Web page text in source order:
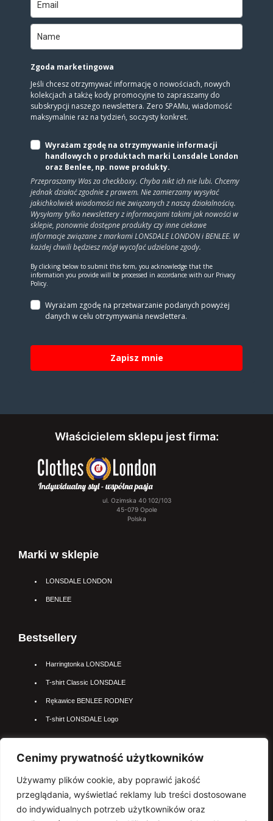
Cenimy prywatność użytkowników
Używamy plików cookie, aby poprawić jakość
przeglądania, wyświetlać reklamy lub treści dostosowane
do indywidualnych potrzeb użytkowników oraz
Show only products on sale
In stock only
Clear filters
Zgoda marketingowa
Jeśli chcesz otrzymywać informację o nowościach, nowych
kolekcjach a takżę kody promocyjne to zapraszamy do
subskrypcji naszego newslettera. Zero SPAMu, wiadomość
maksymalnie raz na tydzień, soczysty konkret.
Wyrażam zgodę na otrzymywanie informacji
handlowych o produktach marki Lonsdale London
oraz Benlee, np. nowe produkty.
Przepraszamy Was za checkboxy. Chyba nikt ich nie lubi. Chcemy
jednak działać zgodnie z prawem. Nie zamierzamy wysyłać
jakichkolwiek wiadomości nie związanych z naszą działalnością.
Wysyłamy tylko newslettery z informacjami takimi jak nowości w
sklepie, ponownie dostępne produkty czy inne ciekawe
informacje związane z markami LONSDALE LONDON i BENLEE. W
każdej chwili będziesz mógł wycofać udzielone zgody.
By clicking below to submit this form, you acknowledge that the
information you provide will be processed in accordance with our Privacy
Policy.
Wyrażam zgodę na prze­twa­rza­nie po­da­nych powyżej
danych w celu otrzy­my­wa­nia new­slet­tera.
Zapisz mnie
Właścicielem sklepu jest firma:
ul. Ozimska 40 102/103
45-079 Opole
Polska
Marki w sklepie
LONSDALE LONDON
BENLEE
Bestsellery
Harringtonka LONSDALE
T-shirt Classic LONSDALE
Rękawice BENLEE RODNEY
T-shirt LONSDALE Logo
Najpopularniejsze kateogrie
Kurtki LONSDALE